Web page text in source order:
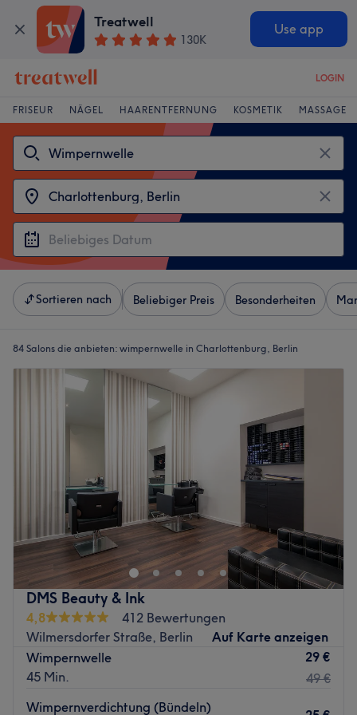
Treatwell
130K
Use app
LOGIN
FRISEUR NÄGEL HAARENTFERNUNG KOSMETIK MASSAGE
Sortieren nach Beliebiger Preis Besonderheiten
84 Salons die anbieten: wimpernwelle in Charlottenburg, Berlin
DMS Beauty & Ink
4,8
412 Bewertungen
Wilmersdorfer Straße, Berlin
Auf Karte anzeigen
Wimpernwelle
45 Min.
29 €
49 €
Wimpernverdichtung (Bündeln)